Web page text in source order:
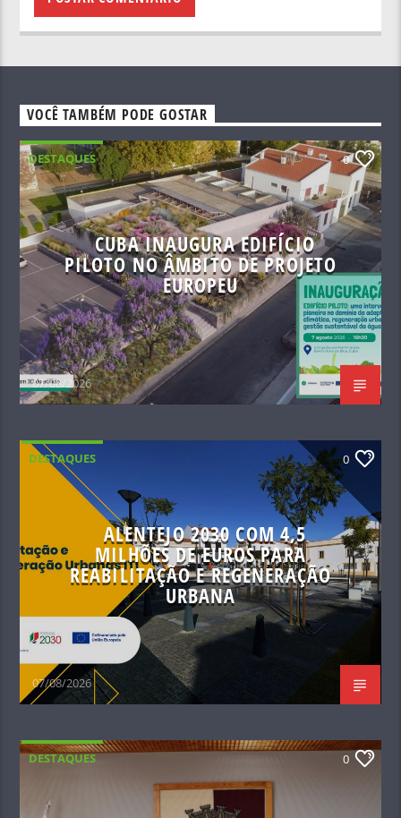
VOCÊ TAMBÉM PODE GOSTAR
DESTAQUES 0
CUBA INAUGURA EDIFÍCIO
PILOTO NO ÂMBITO DE PROJETO
EUROPEU
07/08/2026
DESTAQUES 0
ALENTEJO 2030 COM 4,5
MILHÕES DE EUROS PARA
REABILITAÇÃO E REGENERAÇÃO
URBANA
07/08/2026
DESTAQUES 0